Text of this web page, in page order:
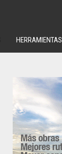
HERRAMIENTAS